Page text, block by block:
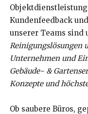
Kundenfeedback
unserer Teams sind
Reinigungslösungen
Unternehmen und
Gebäude- &
Konzepte und
Ob saubere Büros,